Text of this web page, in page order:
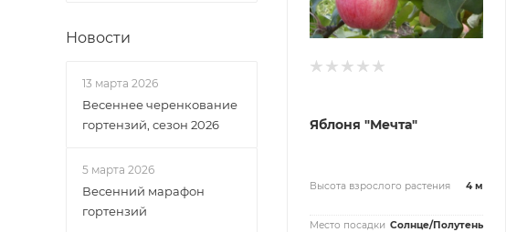
Яблоня "Мечта"
Высота взрослого растения 4 м
Место посадки Солнце/Полутень
Новости
13 марта 2026
Весеннее черенкование
гортензий, сезон 2026
5 марта 2026
Весенний марафон
гортензий